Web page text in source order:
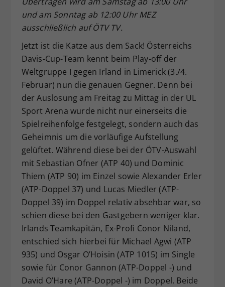
und am Sonntag ab 12:00 Uhr MEZ
ausschließlich auf ÖTV TV.
Jetzt ist die Katze aus dem Sack! Österreichs
Davis-Cup-Team kennt beim Play-off der
Weltgruppe I gegen Irland in Limerick (3./4.
Februar) nun die genauen Gegner. Denn bei
der Auslosung am Freitag zu Mittag in der UL
Sport Arena wurde nicht nur einerseits die
Spielreihenfolge festgelegt, sondern auch das
Geheimnis um die vorläufige Aufstellung
gelüftet. Während diese bei der ÖTV-Auswahl
mit Sebastian Ofner (ATP 40) und Dominic
Thiem (ATP 90) im Einzel sowie Alexander Erler
(ATP-Doppel 37) und Lucas Miedler (ATP-
Doppel 39) im Doppel relativ absehbar war, so
schien diese bei den Gastgebern weniger klar.
Irlands Teamkapitän, Ex-Profi Conor Niland,
entschied sich hierbei für Michael Agwi (ATP
935) und Osgar O’Hoisin (ATP 1015) im Single
sowie für Conor Gannon (ATP-Doppel -) und
David O’Hare (ATP-Doppel -) im Doppel. Beide
Zweck
Dieser Wert speichert Ihre Consent-
Einstellungen. Unter anderem eine
historische Speicherung Ihrer
vorgenommen Einstellungen, falls der
Webseiten-Betreiber dies eingestellt
hat.